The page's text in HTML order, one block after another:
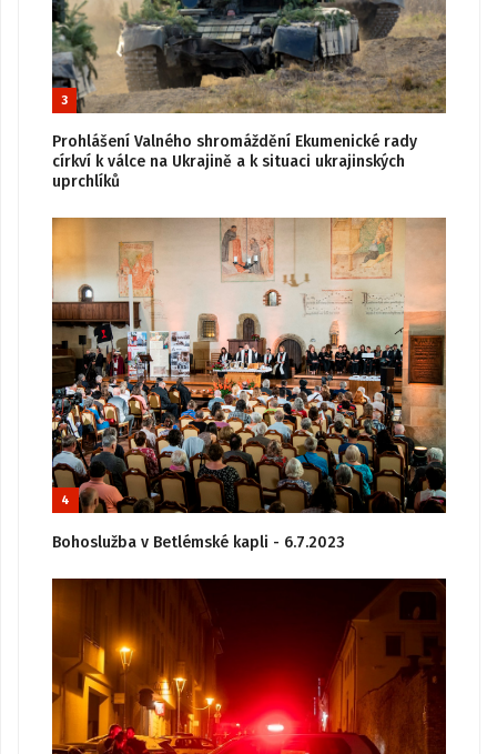
3
Prohlášení Valného shromáždění Ekumenické rady
církví k válce na Ukrajině a k situaci ukrajinských
uprchlíků
4
Bohoslužba v Betlémské kapli - 6.7.2023